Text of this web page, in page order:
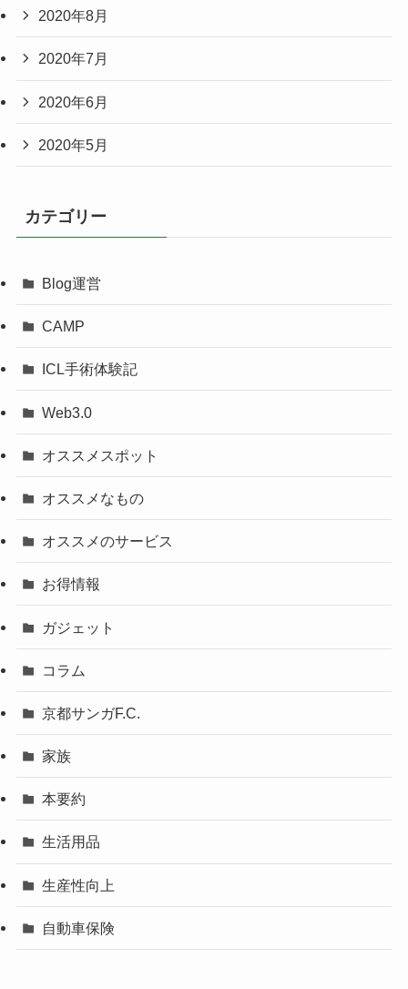
2020年8月
2020年7月
2020年6月
2020年5月
カテゴリー
Blog運営
CAMP
ICL手術体験記
Web3.0
オススメスポット
オススメなもの
オススメのサービス
お得情報
ガジェット
コラム
京都サンガF.C.
家族
本要約
生活用品
生産性向上
自動車保険